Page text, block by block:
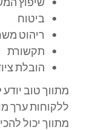
ביטוח
ריהוט
תקשורת
הובלת
מתווך טוב
ללקוחות ערך
מתווך יכול